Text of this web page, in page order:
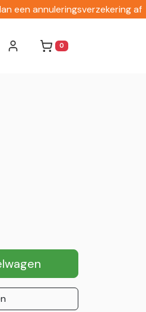
een annuleringsverzekering af
WINKELWAGEN
0